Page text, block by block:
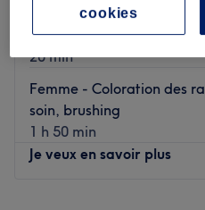
Supplément - Coloration
20 min
Femme - Coloration des
soin, brushing
1 h 50 min
Je veux en savoir plus
cookies